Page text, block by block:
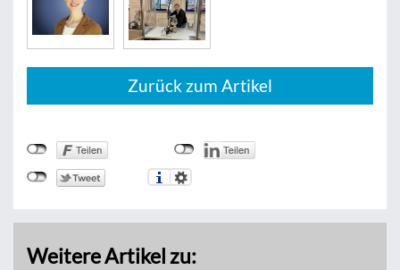
Zurück zum Artikel
Weitere Artikel zu: